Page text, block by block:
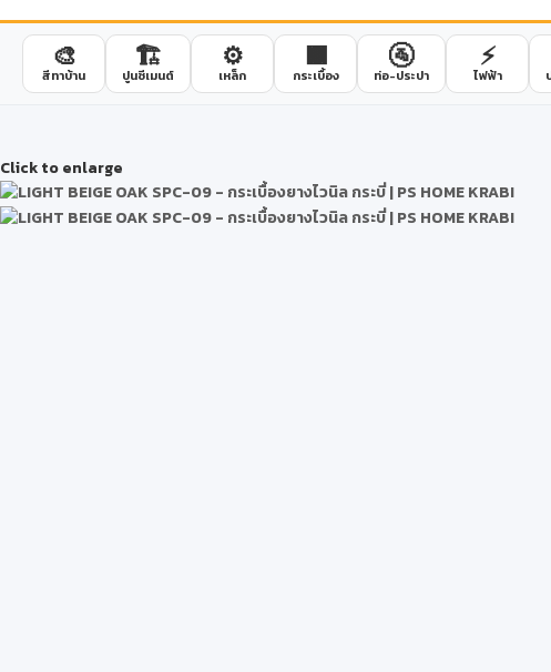
🎨
สีทาบ้าน
🏗️
ปูนซีเมนต์
⚙️
เหล็ก
🟫
กระเบื้อง
🚰
ท่อ-ประปา
⚡
ไฟฟ้า
Click to enlarge